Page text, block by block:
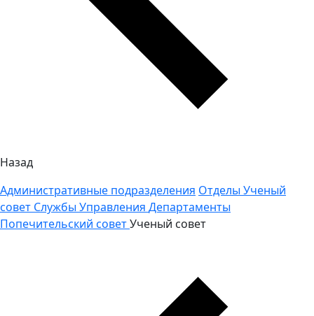
Назад
Административные подразделения Отделы Ученый
совет Службы Управления Департаменты
Попечительский советУченый совет